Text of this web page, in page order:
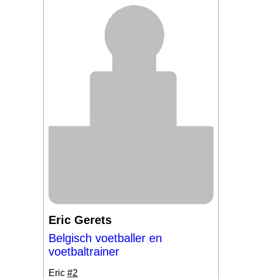
Eric Gerets
Belgisch voetballer en
voetbaltrainer
Eric #2